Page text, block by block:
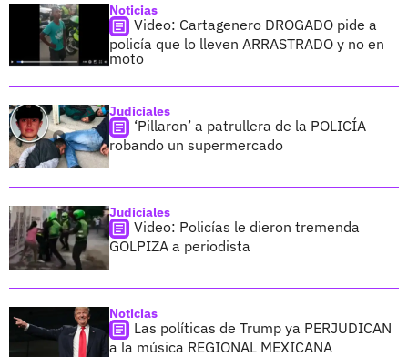
Noticias
Video: Cartagenero DROGADO pide a
policía que lo lleven ARRASTRADO y no en
moto
Judiciales
‘Pillaron’ a patrullera de la POLICÍA
robando un supermercado
Judiciales
Video: Policías le dieron tremenda
GOLPIZA a periodista
Noticias
Las políticas de Trump ya PERJUDICAN
a la música REGIONAL MEXICANA